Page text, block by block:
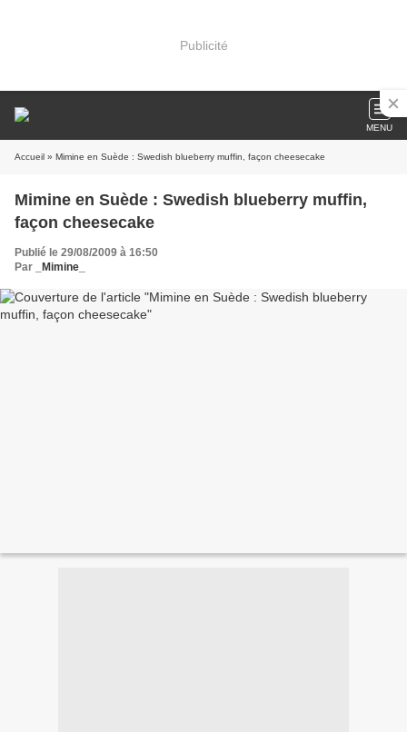
Publicité
MENU
Accueil » Mimine en Suède : Swedish blueberry muffin, façon cheesecake
Mimine en Suède : Swedish blueberry muffin,
façon cheesecake
Publié le 29/08/2009 à 16:50
Par
_Mimine_